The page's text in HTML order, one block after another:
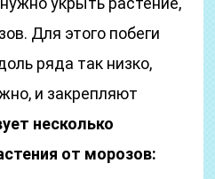
Для этого побеги
ряда так низко,
и закрепляют
несколько
от морозов: